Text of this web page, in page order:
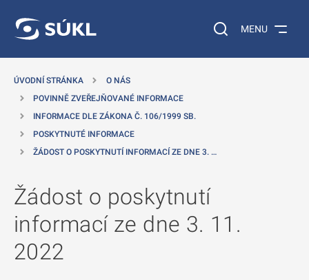
Vyhledávání na
MENU
ÚVODNÍ STRÁNKA
O NÁS
POVINNĚ ZVEŘEJŇOVANÉ INFORMACE
INFORMACE DLE ZÁKONA Č. 106/1999 SB.
POSKYTNUTÉ INFORMACE
ŽÁDOST O POSKYTNUTÍ INFORMACÍ ZE DNE 3. …
Žádost o poskytnutí
informací ze dne 3. 11.
2022